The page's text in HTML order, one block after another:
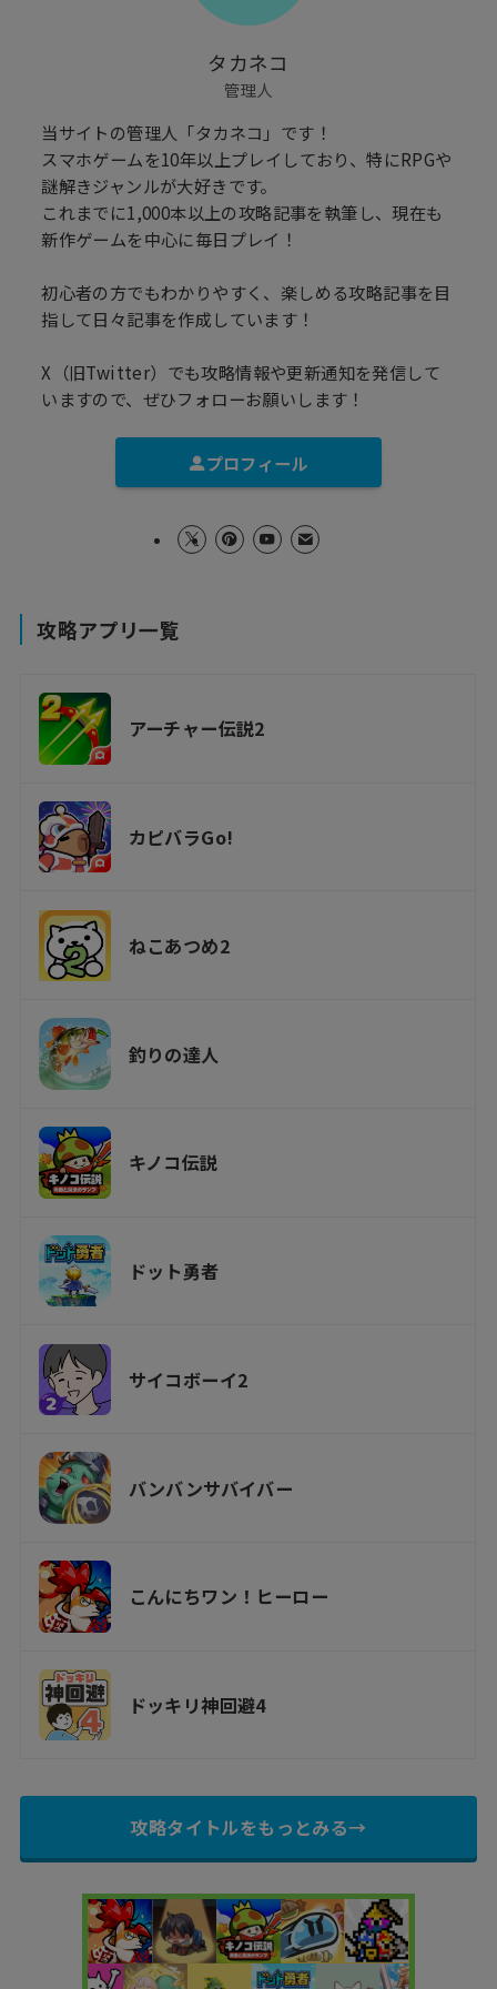
タカネコ
管理人
当サイトの管理人「タカネコ」です！
スマホゲームを10年以上プレイしており、特にRPGや
謎解きジャンルが大好きです。
これまでに1,000本以上の攻略記事を執筆し、現在も
新作ゲームを中心に毎日プレイ！
初心者の方でもわかりやすく、楽しめる攻略記事を目
指して日々記事を作成しています！
X（旧Twitter）でも攻略情報や更新通知を発信して
いますので、ぜひフォローお願いします！
プロフィール
攻略アプリ一覧
アーチャー伝説2
カピバラGo!
ねこあつめ2
釣りの達人
キノコ伝説
ドット勇者
サイコボーイ2
バンバンサバイバー
こんにちワン！ヒーロー
ドッキリ神回避4
攻略タイトルをもっとみる→